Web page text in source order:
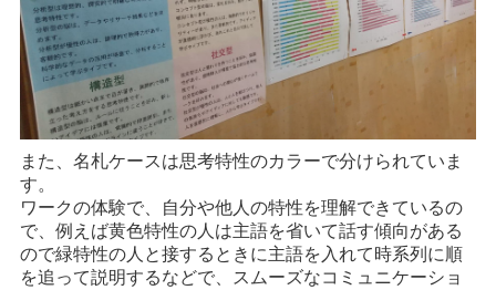
また、名札ケースは思考特性のカラーで分けられていま
す。
ワークの体験で、自分や他人の特性を理解できているの
で、例えば黄色特性の人は主語を省いて話す傾向がある
ので緑特性の人と接するときに主語を入れて時系列に順
を追って説明するなどで、スムーズなコミュニケーショ